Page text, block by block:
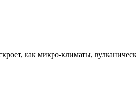
как микро-климаты,